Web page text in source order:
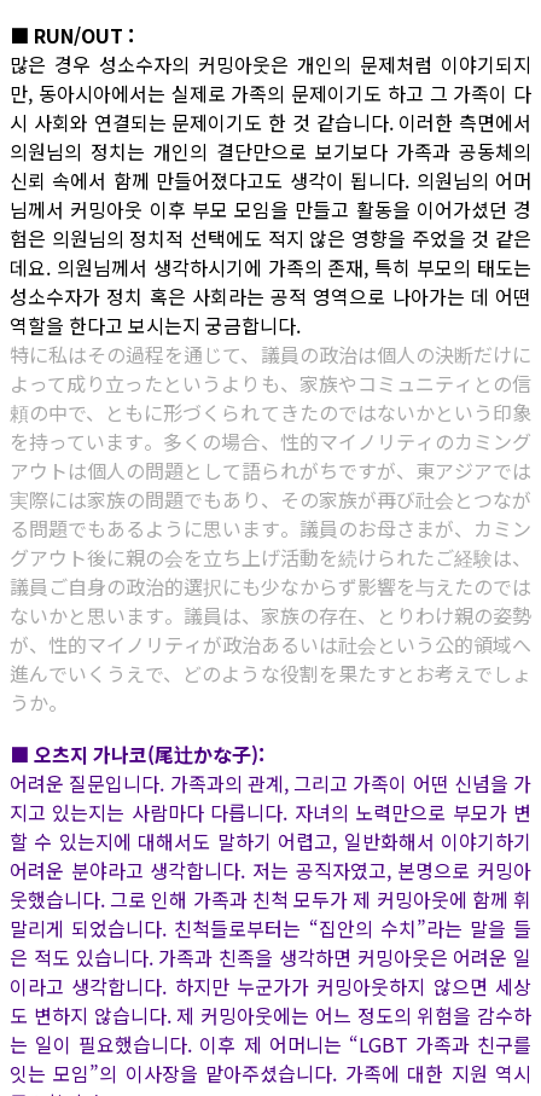
■ RUN/OUT :
많은 경우 성소수자의 커밍아웃은 개인의 문제처럼 이야기되지
만, 동아시아에서는 실제로 가족의 문제이기도 하고 그 가족이 다
시 사회와 연결되는 문제이기도 한 것 같습니다. 이러한 측면에서
의원님의 정치는 개인의 결단만으로 보기보다 가족과 공동체의
신뢰 속에서 함께 만들어졌다고도 생각이 됩니다. 의원님의 어머
님께서 커밍아웃 이후 부모 모임을 만들고 활동을 이어가셨던 경
험은 의원님의 정치적 선택에도 적지 않은 영향을 주었을 것 같은
데요. 의원님께서 생각하시기에 가족의 존재, 특히 부모의 태도는
성소수자가 정치 혹은 사회라는 공적 영역으로 나아가는 데 어떤
역할을 한다고 보시는지 궁금합니다.
特に私はその過程を通じて、議員の政治は個人の決断だけに
よって成り立ったというよりも、家族やコミュニティとの信
頼の中で、ともに形づくられてきたのではないかという印象
を持っています。多くの場合、性的マイノリティのカミング
アウトは個人の問題として語られがちですが、東アジアでは
実際には家族の問題でもあり、その家族が再び社会とつなが
る問題でもあるように思います。議員のお母さまが、カミン
グアウト後に親の会を立ち上げ活動を続けられたご経験は、
議員ご自身の政治的選択にも少なからず影響を与えたのでは
ないかと思います。議員は、家族の存在、とりわけ親の姿勢
が、性的マイノリティが政治あるいは社会という公的領域へ
進んでいくうえで、どのような役割を果たすとお考えでしょ
うか。
■ 오츠지 가나코(尾辻かな子):
어려운 질문입니다. 가족과의 관계, 그리고 가족이 어떤 신념을 가
지고 있는지는 사람마다 다릅니다. 자녀의 노력만으로 부모가 변
할 수 있는지에 대해서도 말하기 어렵고, 일반화해서 이야기하기
어려운 분야라고 생각합니다. 저는 공직자였고, 본명으로 커밍아
웃했습니다. 그로 인해 가족과 친척 모두가 제 커밍아웃에 함께 휘
말리게 되었습니다. 친척들로부터는 “집안의 수치”라는 말을 들
은 적도 있습니다. 가족과 친족을 생각하면 커밍아웃은 어려운 일
이라고 생각합니다. 하지만 누군가가 커밍아웃하지 않으면 세상
도 변하지 않습니다. 제 커밍아웃에는 어느 정도의 위험을 감수하
는 일이 필요했습니다. 이후 제 어머니는 “LGBT 가족과 친구를
잇는 모임”의 이사장을 맡아주셨습니다. 가족에 대한 지원 역시